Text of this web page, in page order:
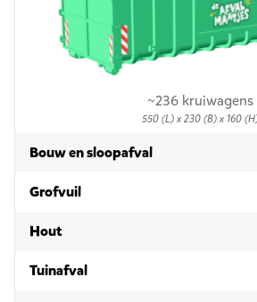
~236 kruiwagens
550 (L) x 230 (B) x 160
Bouw en sloopafvalin 20m³
Grofvuilin 20m³
Houtin 20m³
Tuinafvalin 20m³